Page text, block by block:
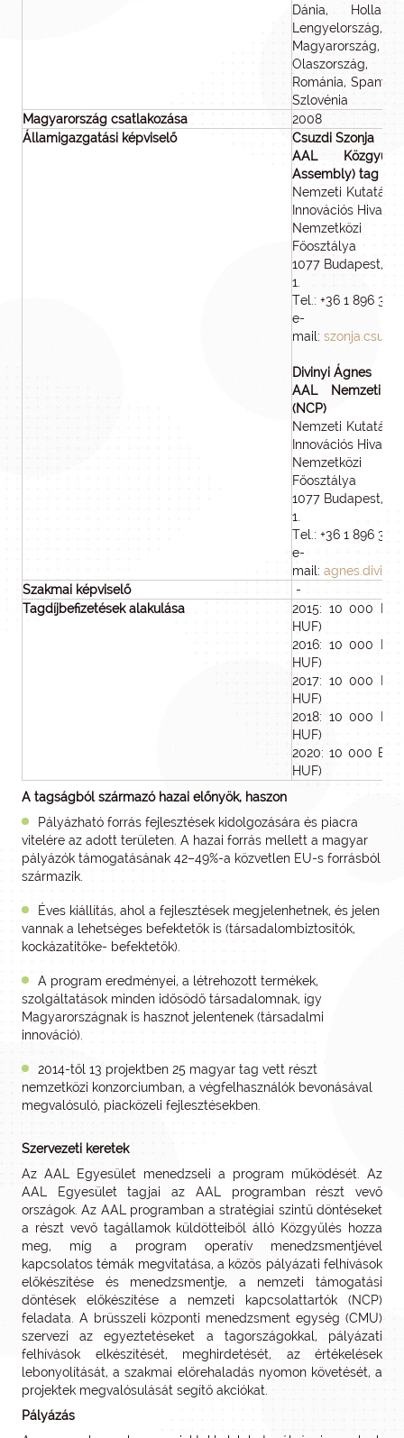
Dánia,
Lengyelország,
Olaszország,
Románia,
Szlovénia
Magyarország csatlakozása
2008
Államigazgatási képviselő
Csuzdi Szonja
AAL
Assembly) tag
Nemzeti Kutatási,
Innovációs Hivatal
Nemzetközi
Főosztálya
1077 Budapest,
1.
Tel.: +36 1 896
e-
mail:
Divinyi Ágnes
AAL Nemzeti
(NCP)
Nemzeti Kutatási,
Innovációs Hivatal
Nemzetközi
Főosztálya
1077 Budapest,
1.
Tel.: +36 1 896
e-
mail:
Szakmai képviselő
-
Tagdíjbefizetések alakulása
2015: 10 000
HUF)
2016: 10 000
HUF)
2017: 10 000
HUF)
2018: 10 000
HUF)
2020: 10 000
HUF)
A tagságból származó hazai előnyök, haszon
Pályázható forrás fejlesztések kidolgozására és piacra
vitelére az adott területen. A hazai forrás mellett a magyar
pályázók támogatásának 42–49%-a közvetlen EU-s forrásból
származik.
Éves kiállítás, ahol a fejlesztések megjelenhetnek, és jelen
vannak a lehetséges befektetők is (társadalombiztosítók,
kockázatitőke- befektetők).
A program eredményei, a létrehozott termékek,
szolgáltatások minden idősödő társadalomnak, így
Magyarországnak is hasznot jelentenek (társadalmi
innováció).
2014-től 13 projektben 25 magyar tag vett részt
nemzetközi konzorciumban, a végfelhasználók bevonásával
megvalósuló, piacközeli fejlesztésekben.
Szervezeti keretek
Az AAL Egyesület menedzseli a program működését. Az
AAL Egyesület tagjai az AAL programban részt vevő
országok. Az AAL programban a stratégiai szintű döntéseket
a részt vevő tagállamok küldötteiből álló Közgyűlés hozza
meg, míg a program operatív menedzsmentjével
kapcsolatos témák megvitatása, a közös pályázati felhívások
előkészítése és menedzsmentje, a nemzeti támogatási
döntések előkészítése a nemzeti kapcsolattartók (NCP)
feladata. A brüsszeli központi menedzsment egység (CMU)
szervezi az egyeztetéseket a tagországokkal, pályázati
felhívások elkészítését, meghirdetését, az értékelések
lebonyolítását, a szakmai előrehaladás nyomon követését, a
projektek megvalósulását segítő akciókat.
Pályázás